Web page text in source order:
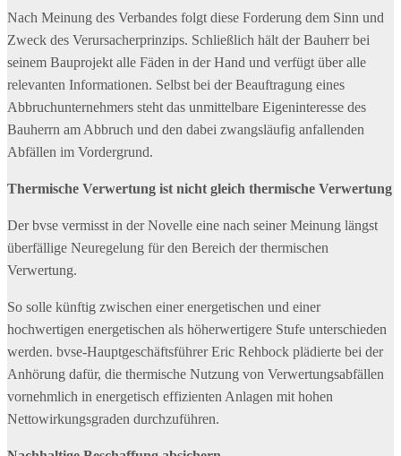
Nach Meinung des Verbandes folgt diese Forderung dem Sinn und
Zweck des Verursacherprinzips. Schließlich hält der Bauherr bei
seinem Bauprojekt alle Fäden in der Hand und verfügt über alle
relevanten Informationen. Selbst bei der Beauftragung eines
Abbruchunternehmers steht das unmittelbare Eigeninteresse des
Bauherrn am Abbruch und den dabei zwangsläufig anfallenden
Abfällen im Vordergrund.
Thermische Verwertung ist nicht gleich thermische Verwertung
Der bvse vermisst in der Novelle eine nach seiner Meinung längst
überfällige Neuregelung für den Bereich der thermischen
Verwertung.
So solle künftig zwischen einer energetischen und einer
hochwertigen energetischen als höherwertigere Stufe unterschieden
werden. bvse-Hauptgeschäftsführer Eric Rehbock plädierte bei der
Anhörung dafür, die thermische Nutzung von Verwertungsabfällen
vornehmlich in energetisch effizienten Anlagen mit hohen
Nettowirkungsgraden durchzuführen.